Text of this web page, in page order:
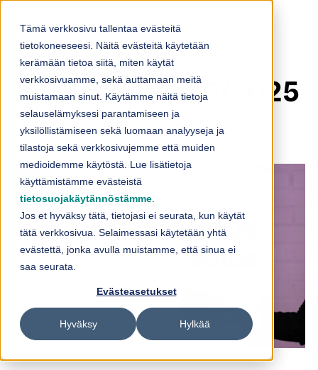
Tämä verkkosivu tallentaa evästeitä
tietokoneeseesi. Näitä evästeitä käytetään
kerämään tietoa siitä, miten käytät
verkkosivuamme, sekä auttamaan meitä
muistamaan sinut. Käytämme näitä tietoja
selauselämyksesi parantamiseen ja
yksilöllistämiseen sekä luomaan analyyseja ja
tilastoja sekä verkkosivujemme että muiden
medioidemme käytöstä. Lue lisätietoja
käyttämistämme evästeistä
tietosuojakäytännöstämme
Jos et hyväksy tätä, tietojasi ei seurata, kun käytät
tätä verkkosivua. Selaimessasi käytetään yhtä
evästettä, jonka avulla muistamme, että sinua ei
saa seurata.
Evästeasetukset
Hyväksy Hylkää
Loihteen
kyberkatsaus 5/2025
02.06.2025